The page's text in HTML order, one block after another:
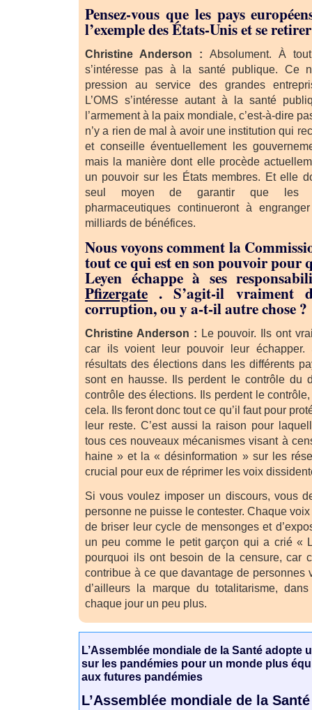
Pensez-vous que les pays
l’exemple des États-Unis et se
Christine Anderson : Absolument. À
s’intéresse pas à la santé publique. Ce
pression au service des grandes
L’OMS s’intéresse autant à la santé
l’armement à la paix mondiale, c’est-à-dire
n’y a rien de mal à avoir une institution qui
et conseille éventuellement les
mais la manière dont elle procède
un pouvoir sur les États membres. Et elle
seul moyen de garantir que les
pharmaceutiques continueront à
milliards de bénéfices.
Nous voyons comment la
tout ce qui est en son pouvoir pour
Leyen échappe à ses
Pfizergate . S’agit-il vraiment
corruption, ou y a-t-il autre chose ?
Christine Anderson : Le pouvoir. Ils ont
car ils voient leur pouvoir leur échapper.
résultats des élections dans les différents
sont en hausse. Ils perdent le contrôle du
contrôle des élections. Ils perdent le
cela. Ils feront donc tout ce qu’il faut pour
leur reste. C’est aussi la raison pour
tous ces nouveaux mécanismes visant à
haine » et la « désinformation » sur les
crucial pour eux de réprimer les voix
Si vous voulez imposer un discours, vous
personne ne puisse le contester. Chaque
de briser leur cycle de mensonges et
un peu comme le petit garçon qui a crié «
pourquoi ils ont besoin de la censure, car
contribue à ce que davantage de personnes
d’ailleurs la marque du totalitarisme,
chaque jour un peu plus.
L’Assemblée mondiale de la Santé adopte
sur les pandémies pour un monde plus
aux futures pandémies
L’Assemblée mondiale de la